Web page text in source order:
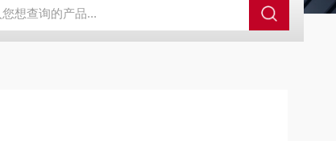
ZFZD-E3WSA/XFZ-Y3SSAD 佛山照明LED泛光灯 明欣